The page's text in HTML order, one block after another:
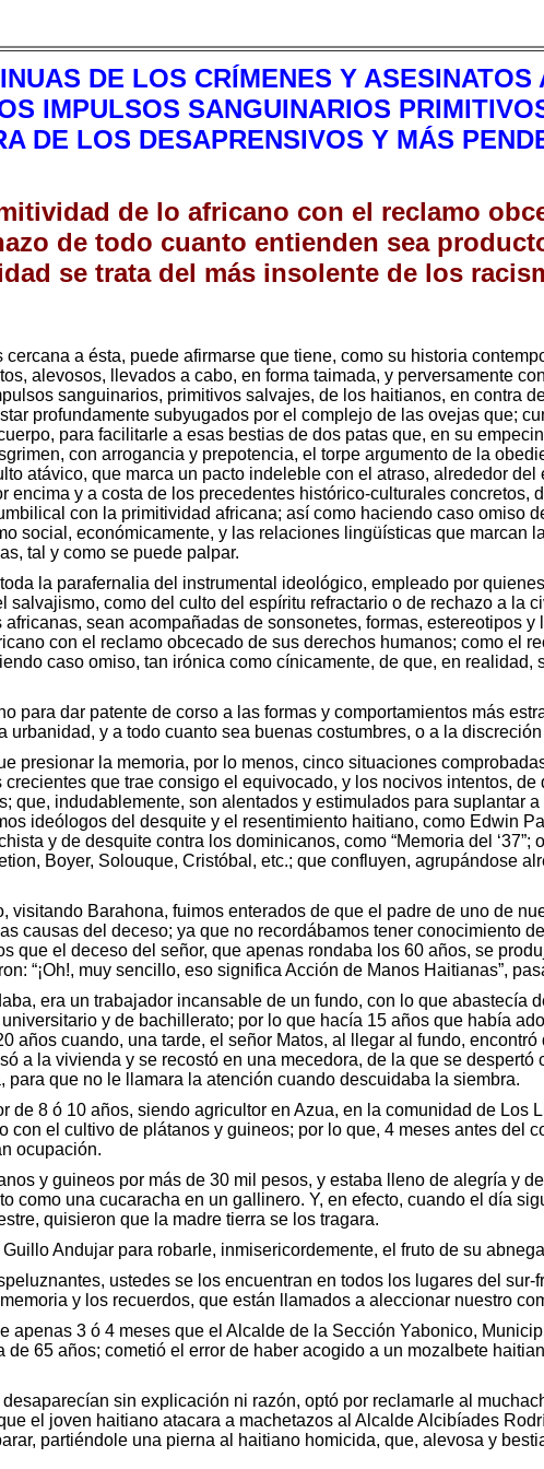
DE LOS CRÍMENES Y ASESINATOS
IMPULSOS SANGUINARIOS
DE LOS DESAPRENSIVOS Y MÁS
de lo africano con el reclamo
de todo cuanto entienden sea
se trata del más insolente de los
cercana a ésta, puede afirmarse que tiene, como su historia
alevosos, llevados a cabo, en forma taimada, y perversamente
sanguinarios, primitivos salvajes, de los haitianos, en contra
profundamente subyugados por el complejo de las ovejas que;
para facilitarle a esas bestias de dos patas que, en su
con arrogancia y prepotencia, el torpe argumento de la
atávico, que marca un pacto indeleble con el atraso, alrededor
encima y a costa de los precedentes histórico-culturales concretos,
con la primitividad africana; así como haciendo caso omiso
social, económicamente, y las relaciones lingüísticas que marcan
tal y como se puede palpar.
la parafernalia del instrumental ideológico, empleado por
salvajismo, como del culto del espíritu refractario o de rechazo a la
sean acompañadas de sonsonetes, formas, estereotipos
con el reclamo obcecado de sus derechos humanos; como el
caso omiso, tan irónica como cínicamente, de que, en realidad,
para dar patente de corso a las formas y comportamientos más
urbanidad, y a todo cuanto sea buenas costumbres, o a la
presionar la memoria, por lo menos, cinco situaciones
que trae consigo el equivocado, y los nocivos intentos,
que, indudablemente, son alentados y estimulados para suplantar
ideólogos del desquite y el resentimiento haitiano, como Edwin
y de desquite contra los dominicanos, como “Memoria del
Boyer, Solouque, Cristóbal, etc.; que confluyen, agrupándose
visitando Barahona, fuimos enterados de que el padre de uno de
causas del deceso; ya que no recordábamos tener conocimiento
que el deceso del señor, que apenas rondaba los 60 años, se
“¡Oh!, muy sencillo, eso significa Acción de Manos Haitianas”,
era un trabajador incansable de un fundo, con lo que abastecía
y de bachillerato; por lo que hacía 15 años que había
años cuando, una tarde, el señor Matos, al llegar al fundo,
a la vivienda y se recostó en una mecedora, de la que se
para que no le llamara la atención cuando descuidaba la siembra.
de 8 ó 10 años, siendo agricultor en Azua, en la comunidad de Los
con el cultivo de plátanos y guineos; por lo que, 4 meses antes del
ocupación.
y guineos por más de 30 mil pesos, y estaba lleno de alegría y
como una cucaracha en un gallinero. Y, en efecto, cuando el día
quisieron que la madre tierra se los tragara.
Andujar para robarle, inmisericordemente, el fruto de su
ustedes se los encuentran en todos los lugares del
y los recuerdos, que están llamados a aleccionar nuestro
apenas 3 ó 4 meses que el Alcalde de la Sección Yabonico,
65 años; cometió el error de haber acogido a un mozalbete
sin explicación ni razón, optó por reclamarle al
el joven haitiano atacara a machetazos al Alcalde Alcibíades
partiéndole una pierna al haitiano homicida, que, alevosa y